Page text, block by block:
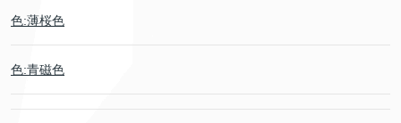
色:薄桜色
色:青磁色